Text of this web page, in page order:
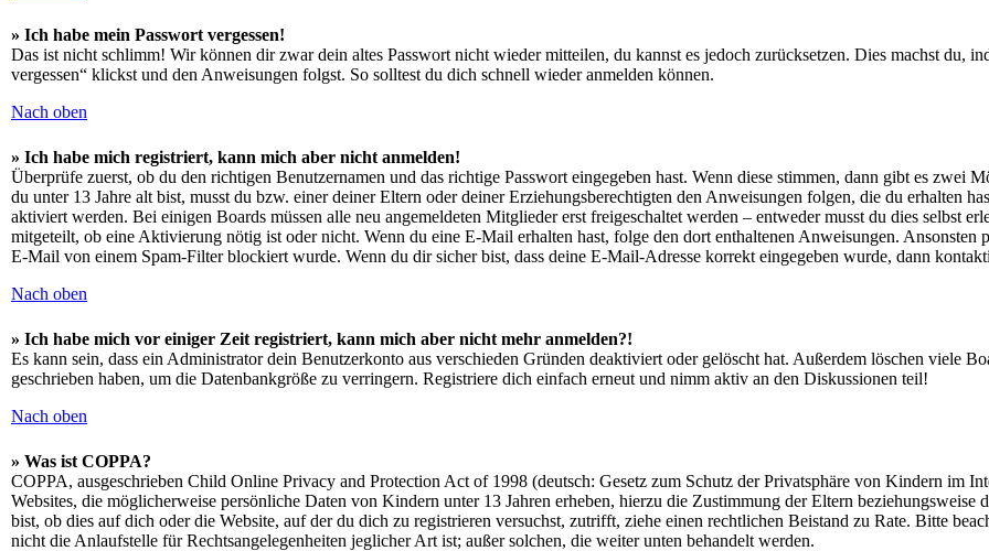
» Ich habe mein Passwort vergessen!
Das ist nicht schlimm! Wir können dir zwar dein altes Passwort nicht wieder mitteilen, du kannst es jedoch zurücksetzen. Dies machst du,
vergessen“ klickst und den Anweisungen folgst. So solltest du dich schnell wieder anmelden können.
Nach oben
» Ich habe mich registriert, kann mich aber nicht anmelden!
Überprüfe zuerst, ob du den richtigen Benutzernamen und das richtige Passwort eingegeben hast. Wenn diese stimmen, dann gibt es zwei
du unter 13 Jahre alt bist, musst du bzw. einer deiner Eltern oder deiner Erziehungsberechtigten den Anweisungen folgen, die du erhalten
aktiviert werden. Bei einigen Boards müssen alle neu angemeldeten Mitglieder erst freigeschaltet werden – entweder musst du dies selbst
mitgeteilt, ob eine Aktivierung nötig ist oder nicht. Wenn du eine E-Mail erhalten hast, folge den dort enthaltenen Anweisungen.
E-Mail von einem Spam-Filter blockiert wurde. Wenn du dir sicher bist, dass deine E-Mail-Adresse korrekt eingegeben wurde, dann
Nach oben
» Ich habe mich vor einiger Zeit registriert, kann mich aber nicht mehr anmelden?!
Es kann sein, dass ein Administrator dein Benutzerkonto aus verschieden Gründen deaktiviert oder gelöscht hat. Außerdem löschen viele
geschrieben haben, um die Datenbankgröße zu verringern. Registriere dich einfach erneut und nimm aktiv an den Diskussionen teil!
Nach oben
» Was ist COPPA?
COPPA, ausgeschrieben Child Online Privacy and Protection Act of 1998 (deutsch: Gesetz zum Schutz der Privatsphäre von Kindern im
Websites, die möglicherweise persönliche Daten von Kindern unter 13 Jahren erheben, hierzu die Zustimmung der Eltern beziehungsweise
bist, ob dies auf dich oder die Website, auf der du dich zu registrieren versuchst, zutrifft, ziehe einen rechtlichen Beistand zu Rate. Bitte
nicht die Anlaufstelle für Rechtsangelegenheiten jeglicher Art ist; außer solchen, die weiter unten behandelt werden.